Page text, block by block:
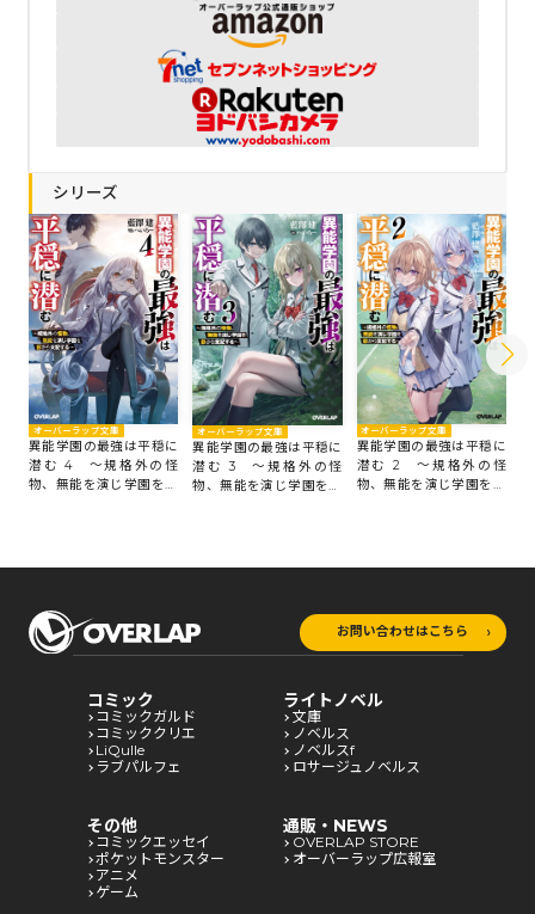
シリーズ
オーバーラップ文庫
異能学園の最強は平穏に
潜む 4 ～規格外の怪
物、無能を演じ学園を影
オーバーラップ文庫
異能学園の最強は平穏に
潜む 3 ～規格外の怪
物、無能を演じ学園を影
オーバーラップ文庫
異能学園の最強は平穏に
潜む 2 ～規格外の怪
物、無能を演じ学園を影
お問い合わせはこちら
コミック
コミックガルド
コミッククリエ
LiQulle
ラブパルフェ
ライトノベル
文庫
ノベルス
ノベルスf
ロサージュノベルス
その他
コミックエッセイ
ポケットモンスター
アニメ
ゲーム
通販・NEWS
OVERLAP STORE
オーバーラップ広報室